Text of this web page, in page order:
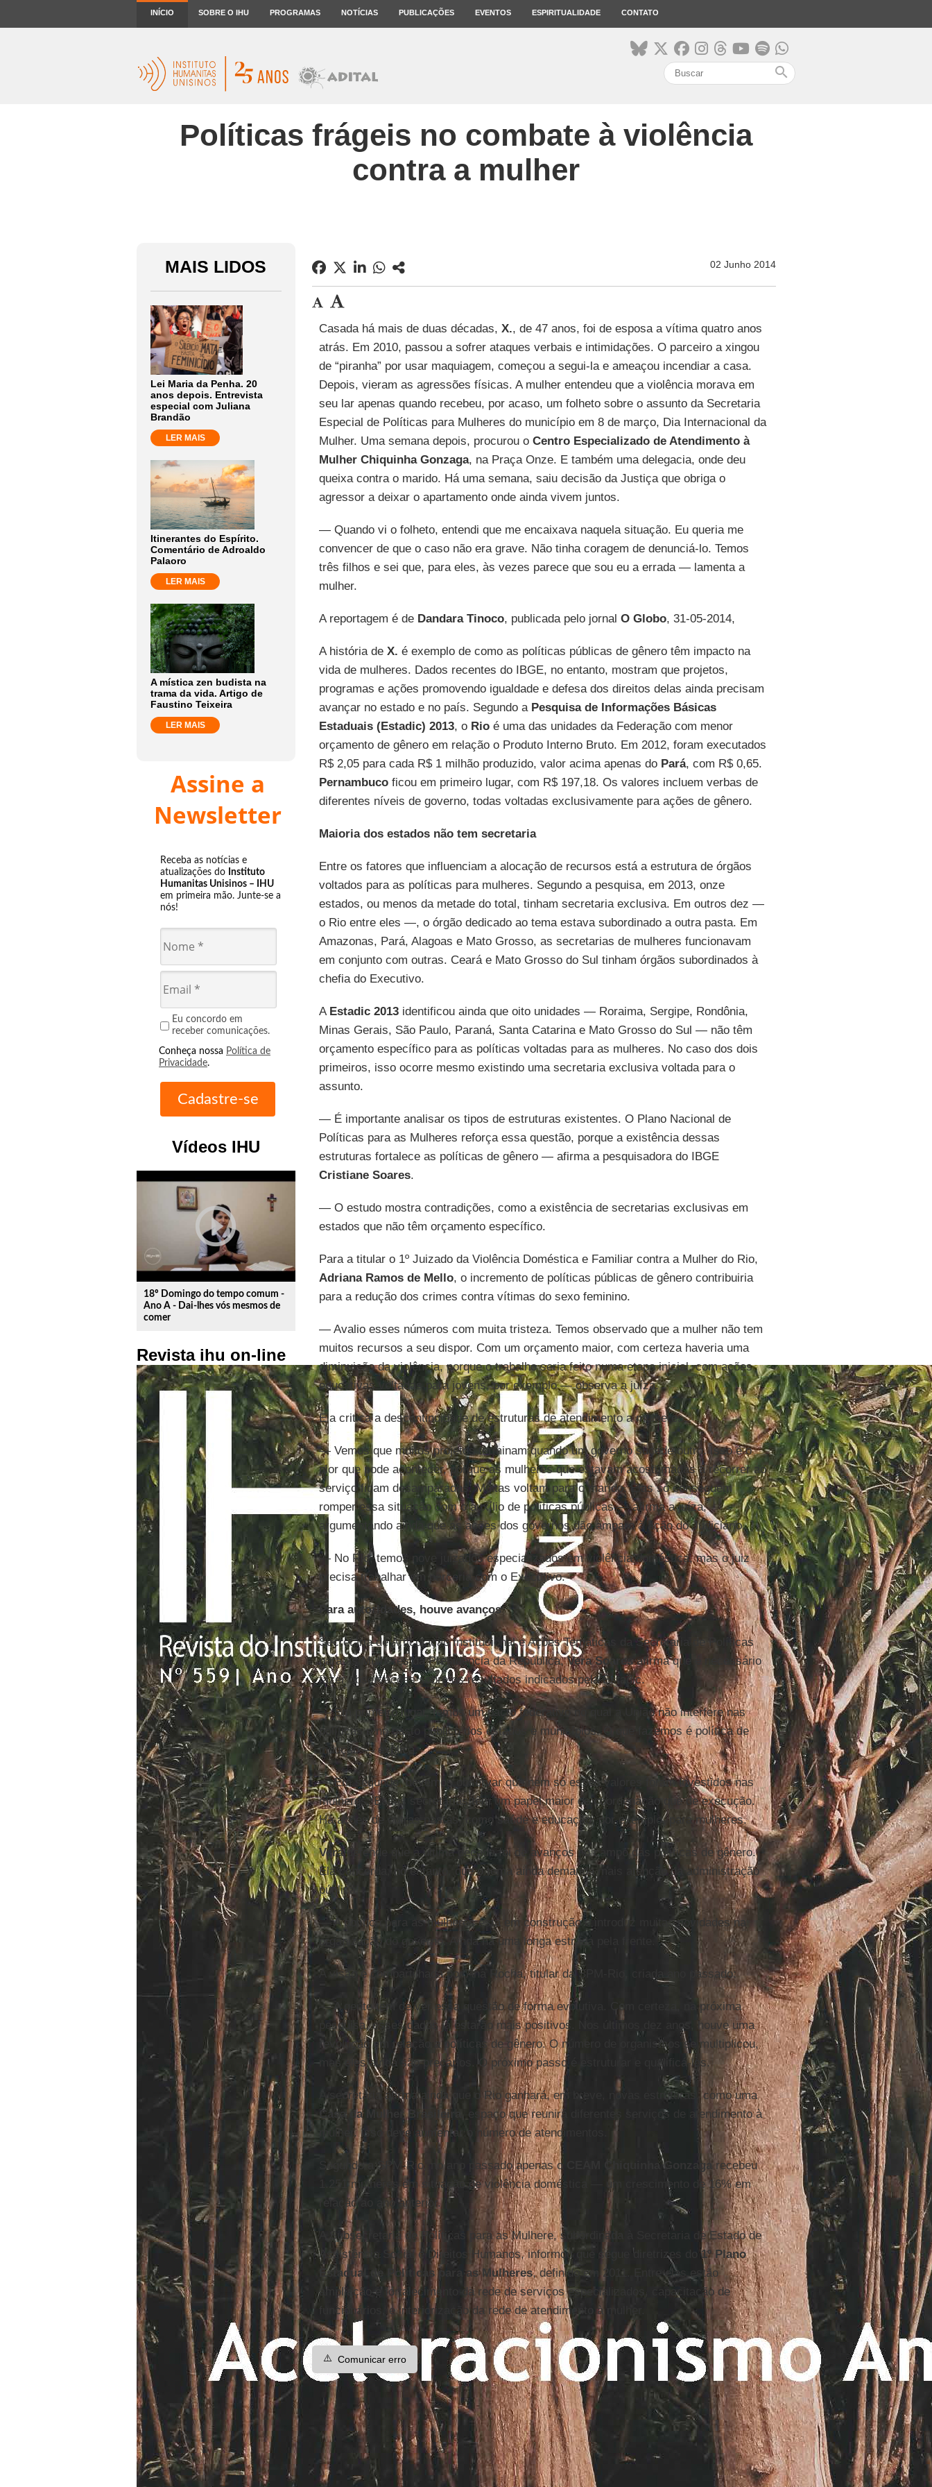
INÍCIO SOBRE O IHU PROGRAMAS NOTÍCIAS PUBLICAÇÕES EVENTOS ESPIRITUALIDADE CONTATO
search
Políticas frágeis no combate à violência
contra a mulher
MAIS LIDOS
Lei Maria da Penha. 20
anos depois. Entrevista
especial com Juliana
Brandão
LER MAIS
Itinerantes do Espírito.
Comentário de Adroaldo
Palaoro
LER MAIS
A mística zen budista na
trama da vida. Artigo de
Faustino Teixeira
LER MAIS
Assine a
Newsletter
Receba as notícias e
atualizações do Instituto
Humanitas Unisinos – IHU
em primeira mão. Junte-se a
nós!
Eu concordo em
receber comunicações.
Conheça nossa Política de
Privacidade.
Vídeos IHU
play_circle_outline
18º Domingo do tempo comum -
Ano A - Dai-lhes vós mesmos de
comer
Revista ihu on-line
02 Junho 2014
Casada há mais de duas décadas, X., de 47 anos, foi de esposa a vítima quatro anos
atrás. Em 2010, passou a sofrer ataques verbais e intimidações. O parceiro a xingou
de “piranha” por usar maquiagem, começou a segui-la e ameaçou incendiar a casa.
Depois, vieram as agressões físicas. A mulher entendeu que a violência morava em
seu lar apenas quando recebeu, por acaso, um folheto sobre o assunto da Secretaria
Especial de Políticas para Mulheres do município em 8 de março, Dia Internacional da
Mulher. Uma semana depois, procurou o Centro Especializado de Atendimento à
Mulher Chiquinha Gonzaga, na Praça Onze. E também uma delegacia, onde deu
queixa contra o marido. Há uma semana, saiu decisão da Justiça que obriga o
agressor a deixar o apartamento onde ainda vivem juntos.
— Quando vi o folheto, entendi que me encaixava naquela situação. Eu queria me
convencer de que o caso não era grave. Não tinha coragem de denunciá-lo. Temos
três filhos e sei que, para eles, às vezes parece que sou eu a errada — lamenta a
mulher.
A reportagem é de Dandara Tinoco, publicada pelo jornal O Globo, 31-05-2014,
A história de X. é exemplo de como as políticas públicas de gênero têm impacto na
vida de mulheres. Dados recentes do IBGE, no entanto, mostram que projetos,
programas e ações promovendo igualdade e defesa dos direitos delas ainda precisam
avançar no estado e no país. Segundo a Pesquisa de Informações Básicas
Estaduais (Estadic) 2013, o Rioé uma das unidades da Federação com menor
orçamento de gênero em relação o Produto Interno Bruto. Em 2012, foram executados
R$ 2,05 para cada R$ 1 milhão produzido, valor acima apenas do Pará, com R$ 0,65.
Pernambucoficou em primeiro lugar, com R$ 197,18. Os valores incluem verbas de
diferentes níveis de governo, todas voltadas exclusivamente para ações de gênero.
Maioria dos estados não tem secretaria
Entre os fatores que influenciam a alocação de recursos está a estrutura de órgãos
voltados para as políticas para mulheres. Segundo a pesquisa, em 2013, onze
estados, ou menos da metade do total, tinham secretaria exclusiva. Em outros dez —
o Rio entre eles —, o órgão dedicado ao tema estava subordinado a outra pasta. Em
Amazonas, Pará, Alagoas e Mato Grosso, as secretarias de mulheres funcionavam
em conjunto com outras. Ceará e Mato Grosso do Sul tinham órgãos subordinados à
chefia do Executivo.
A Estadic 2013identificou ainda que oito unidades — Roraima, Sergipe, Rondônia,
Minas Gerais, São Paulo, Paraná, Santa Catarina e Mato Grosso do Sul — não têm
orçamento específico para as políticas voltadas para as mulheres. No caso dos dois
primeiros, isso ocorre mesmo existindo uma secretaria exclusiva voltada para o
assunto.
— É importante analisar os tipos de estruturas existentes. O Plano Nacional de
Políticas para as Mulheres reforça essa questão, porque a existência dessas
estruturas fortalece as políticas de gênero — afirma a pesquisadora do IBGE
Cristiane Soares.
— O estudo mostra contradições, como a existência de secretarias exclusivas em
estados que não têm orçamento específico.
Para a titular o 1º Juizado da Violência Doméstica e Familiar contra a Mulher do Rio,
Adriana Ramos de Mello, o incremento de políticas públicas de gênero contribuiria
para a redução dos crimes contra vítimas do sexo feminino.
— Avalio esses números com muita tristeza. Temos observado que a mulher não tem
muitos recursos a seu dispor. Com um orçamento maior, com certeza haveria uma
diminuição da violência, porque o trabalho seria feito numa etapa inicial, com ações
educativas voltadas para jovens, por exemplo — observa a juíza.
Ela critica a descontinuidade de estruturas de atendimento a mulheres.
— Vemos que muitos projetos terminam quando um governo sucede outro. Isso é o
pior que pode acontecer, porque as mulheres que estavam acostumadas a recorrer ao
serviço ficam desamparadas. Muitas voltam para o marido. Elas só conseguem
romper essa situação com o auxílio de políticas públicas — afirma a juíza,
argumentando ainda que as ações dos governos dão amparo à ação do Judiciário.
— No Rio, temos nove juizados especializados em violência doméstica, mas o juiz
precisa trabalhar em parceria com o Executivo.
Para autoridades, houve avanços
Secretária de Articulação Institucional e Ações Temáticas da Secretaria de Políticas
para as Mulheres da Presidência da República,Vera Soaresafirma que é necessário
fazer observações sobre os resultados indicados pela Estadic.
— Em primeiro lugar, temos um pacto federativo no qual a União não interfere nas
políticas e no gasto público dos estados e municípios. O que fazemos é política de
indução — explica.
— Em segundo, devemos observar que nem só esses valores foram investidos nas
mulheres. Essas secretarias têm um papel maior de coordenação que de execução.
Há ações de outras pastas, como saúde e educação, por exemplo, para mulheres.
Veradefende que a última década foi de avanços no campo das políticas de gênero.
Ela concorda, no entanto, que o tema ainda demanda mais atenção da administração
pública:
— A política para as mulheres está em construção e introduz muitas novidades na
organização do governo. Ainda há uma longa estrada pela frente.
A visão é compartilhada por Ana Rocha, titular da SPM-Rio, criada ano passado:
— A gente tem de ver essa questão de forma evolutiva. Com certeza, na próxima
pesquisa, esses dados já estarão mais positivos. Nos últimos dez anos, houve uma
revolução em relação a políticas de gênero. O número de organismos se multiplicou,
mas eles ainda são precários. O próximo passo é estruturar e qualificá-los.
A secretária afirma ainda que o Rio ganhará, em breve, novas estruturas, como uma
Casa da Mulher Brasileira
, espaço que reunirá diferentes serviços de atendimento à
mulher. Isso deve aumentar o número de atendimentos.
Segundo a SPM-Rio, no ano passado apenas o CEAM Chiquinha Gonzaga recebeu
1.251 mulheres em situação de violência doméstica — um crescimento de 16% em
relação ao ano anterior.
A Subsecretaria de Políticas para as Mulhere, subordinada à Secretaria de Estado de
Assistência Social e Direitos Humanos, informou que segue diretrizes do1º Plano
Estadual de Políticas para as Mulheres, definido em 2011. Entre elas estão
ampliação e fortalecimento da rede de serviços especializados, capacitação de
funcionários, e interiorização da rede de atendimento à mulher.
⚠️ Comunicar erro